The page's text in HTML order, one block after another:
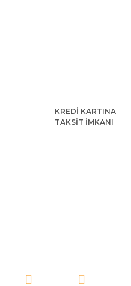
KREDİ KARTINA
TAKSİT İMKANI